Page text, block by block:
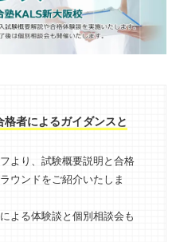
格者によるガイダンスと
より、試験概要説明と合格
ウンドをご紹介いたしま
よる体験談と個別相談会も